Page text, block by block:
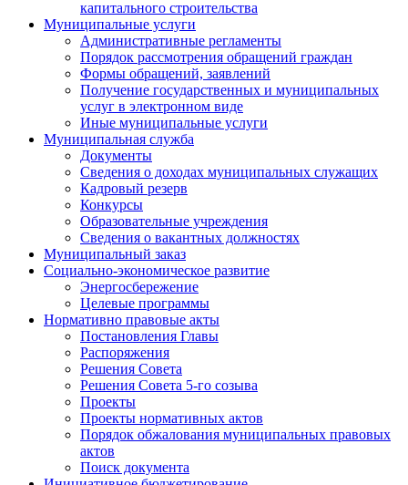
капитального строительства
Муниципальные услуги
Административные регламенты
Порядок рассмотрения обращений граждан
Формы обращений, заявлений
Получение государственных и муниципальных
услуг в электронном виде
Иные муниципальные услуги
Муниципальная служба
Документы
Сведения о доходах муниципальных служащих
Кадровый резерв
Конкурсы
Образовательные учреждения
Сведения о вакантных должностях
Муниципальный заказ
Социально-экономическое развитие
Энергосбережение
Целевые программы
Нормативно правовые акты
Постановления Главы
Распоряжения
Решения Совета
Решения Совета 5-го созыва
Проекты
Проекты нормативных актов
Порядок обжалования муниципальных правовых
актов
Поиск документа